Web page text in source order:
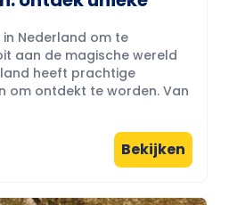
Nederland om te
aan de magische wereld
heeft prachtige
om ontdekt te worden. Van
Bekijken